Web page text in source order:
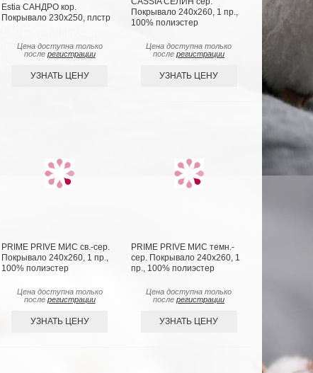
Estia САНДРО кор.
Покрывало 230х250, плстр
Цена доступна только
после регистрации
УЗНАТЬ ЦЕНУ
Покрывало 240х260, 1 пр.,
100% полиэстер
Цена доступна только
послерегистрации
УЗНАТЬ ЦЕНУ
PRIME PRIVE МИС св.-сер.
Покрывало 240х260, 1 пр.,
100% полиэстер
Цена доступна только
после регистрации
УЗНАТЬ ЦЕНУ
PRIME PRIVE МИС темн.-
сер. Покрывало 240х260, 1
пр., 100% полиэстер
Цена доступна только
послерегистрации
УЗНАТЬ ЦЕНУ